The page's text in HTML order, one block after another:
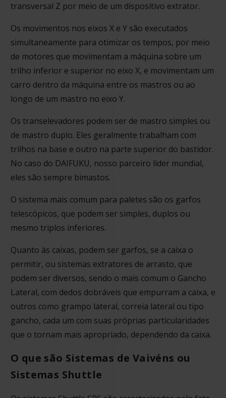
transversal Z por meio de um dispositivo extrator.
Os movimentos nos eixos X e Y são executados
simultaneamente para otimizar os tempos, por meio
de motores que movimentam a máquina sobre um
trilho inferior e superior no eixo X, e movimentam um
carro dentro da máquina entre os mastros ou ao
longo de um mastro no eixo Y.
Os transelevadores podem ser de mastro simples ou
de mastro duplo. Eles geralmente trabalham com
trilhos na base e outro na parte superior do bastidor.
No caso do DAIFUKU, nosso parceiro líder mundial,
eles são sempre bimastos.
O sistema mais comum para paletes são os garfos
telescópicos, que podem ser simples, duplos ou
mesmo triplos inferiores.
Quanto às caixas, podem ser garfos, se a caixa o
permitir, ou sistemas extratores de arrasto, que
podem ser diversos, sendo o mais comum o Gancho
Lateral, com dedos dobráveis que empurram a caixa, e
outros como grampo lateral, correia lateral ou tipo
gancho, cada um com suas próprias particularidades
que o tornam mais apropriado, dependendo da caixa.
O que são Sistemas de Vaivéns ou
Sistemas Shuttle